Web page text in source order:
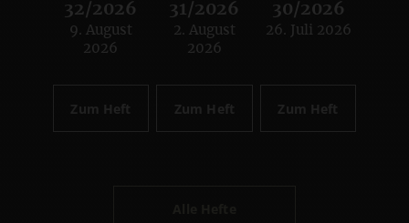
32/2026
:
9. August
2026
Zum Heft
31/2026
:
2. August
2026
Zum Heft
30/2026
:
26. Juli 2026
Zum Heft